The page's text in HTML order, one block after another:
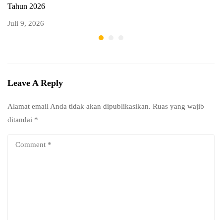
Tahun 2026
Juli 9, 2026
Leave A Reply
Alamat email Anda tidak akan dipublikasikan. Ruas yang wajib
ditandai *